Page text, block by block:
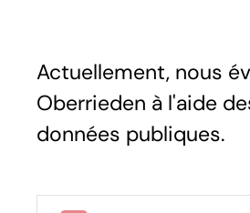
Actuellement, nous
Oberrieden à l'aide
données publiques.